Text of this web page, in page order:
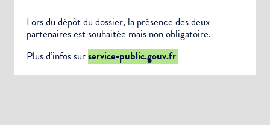
Lors du dépôt du dossier, la présence des deux
partenaires est souhaitée mais non obligatoire.
Plus d’infos surservice-public.gouv.fr